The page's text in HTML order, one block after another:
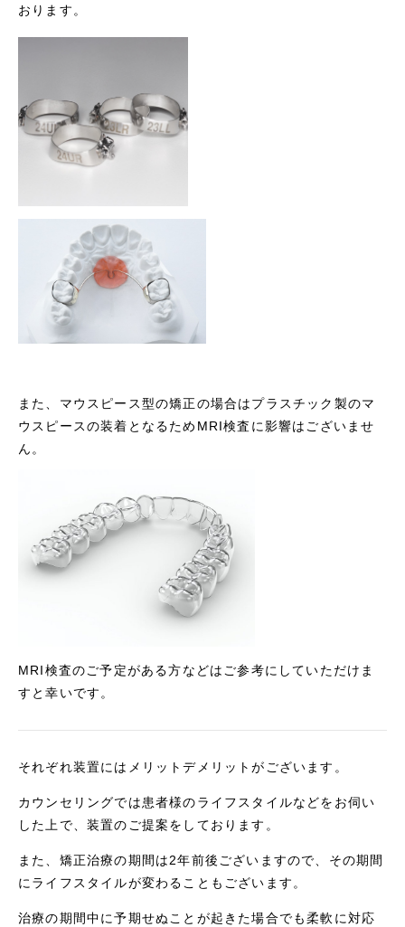
おります。
また、マウスピース型の矯正の場合はプラスチック製のマ
ウスピースの装着となるためMRI検査に影響はございませ
ん。
MRI検査のご予定がある方などはご参考にしていただけま
すと幸いです。
それぞれ装置にはメリットデメリットがございます。
カウンセリングでは患者様のライフスタイルなどをお伺い
した上で、装置のご提案をしております。
また、矯正治療の期間は2年前後ございますので、その期間
にライフスタイルが変わることもございます。
治療の期間中に予期せぬことが起きた場合でも柔軟に対応